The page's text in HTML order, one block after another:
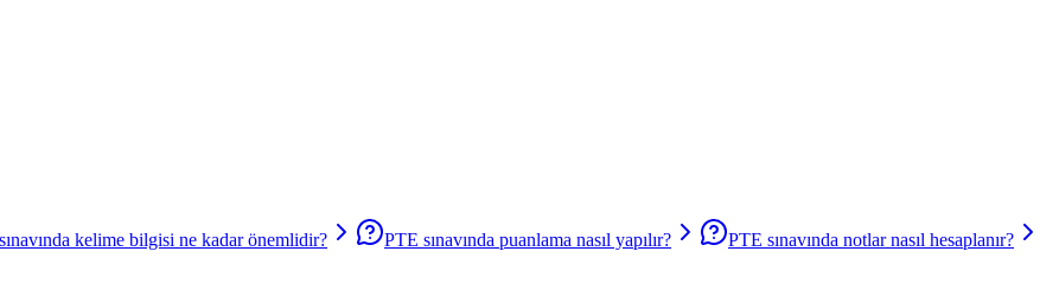
kelime bilgisi ne kadar önemlidir? PTE sınavında puanlama nasıl yapılır? PTE sınavında notlar nasıl hesaplanır?